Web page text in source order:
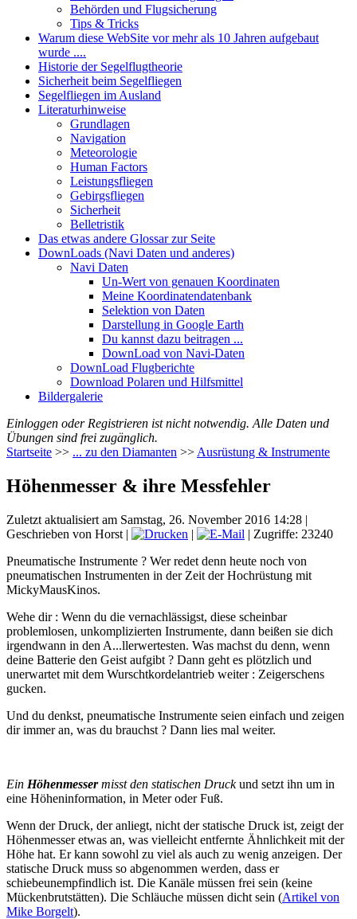
Behörden und Flugsicherung
Tips & Tricks
Warum diese WebSite vor mehr als 10 Jahren aufgebaut
wurde ....
Historie der Segelflugtheorie
Sicherheit beim Segelfliegen
Segelfliegen im Ausland
Literaturhinweise
Grundlagen
Navigation
Meteorologie
Human Factors
Leistungsfliegen
Gebirgsfliegen
Sicherheit
Belletristik
Das etwas andere Glossar zur Seite
DownLoads (Navi Daten und anderes)
Navi Daten
Un-Wert von genauen Koordinaten
Meine Koordinatendatenbank
Selektion von Daten
Darstellung in Google Earth
Du kannst dazu beitragen ...
DownLoad von Navi-Daten
DownLoad Flugberichte
Download Polaren und Hilfsmittel
Bildergalerie
Einloggen oder Registrieren ist nicht notwendig. Alle Daten und
Übungen sind frei zugänglich.
Startseite >> ... zu den Diamanten >> Ausrüstung & Instrumente
Höhenmesser & ihre Messfehler
Zuletzt aktualisiert am Samstag, 26. November 2016 14:28 |
Geschrieben von Horst | |
| Zugriffe: 23240
Pneumatische Instrumente ? Wer redet denn heute noch von
pneumatischen Instrumenten in der Zeit der Hochrüstung mit
MickyMausKinos.
Wehe dir : Wenn du die vernachlässigst, diese scheinbar
problemlosen, unkomplizierten Instrumente, dann beißen sie dich
irgendwann in den A...llerwertesten. Was machst du denn, wenn
deine Batterie den Geist aufgibt ? Dann geht es plötzlich und
unerwartet mit dem Wurschtkordelantrieb weiter : Zeigerschens
gucken.
Und du denkst, pneumatische Instrumente seien einfach und zeigen
dir immer an, was du brauchst ? Dann lies mal weiter.
Ein Höhenmessermisst den statischen Druckund setzt ihn um in
eine Höheninformation, in Meter oder Fuß.
Wenn der Druck, der anliegt, nicht der statische Druck ist, zeigt der
Höhenmesser etwas an, was vielleicht entfernte Ähnlichkeit mit der
Höhe hat. Er kann sowohl zu viel als auch zu wenig anzeigen. Der
statische Druck muss so abgenommen werden, dass er
schiebeunempfindlich ist. Die Kanäle müssen frei sein (keine
Mückenbrutstätten). Die Schläuche müssen dicht sein (Artikel von
Mike Borgelt).